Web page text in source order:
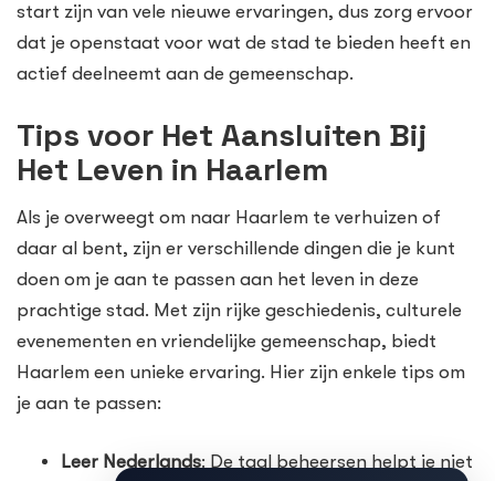
start zijn van vele nieuwe ervaringen, dus zorg ervoor
dat je openstaat voor wat de stad te bieden heeft en
actief deelneemt aan de gemeenschap.
Tips voor Het Aansluiten Bij
Het Leven in Haarlem
Als je overweegt om naar Haarlem te verhuizen of
daar al bent, zijn er verschillende dingen die je kunt
doen om je aan te passen aan het leven in deze
prachtige stad. Met zijn rijke geschiedenis, culturele
evenementen en vriendelijke gemeenschap, biedt
Haarlem een unieke ervaring. Hier zijn enkele tips om
je aan te passen:
Leer Nederlands: De taal beheersen helpt je niet